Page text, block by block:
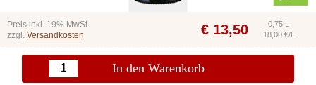
Preis inkl. 19% MwSt.
zzgl. Versandkosten € 13,50
0,75 L
18,00 €/L
In den Warenkorb